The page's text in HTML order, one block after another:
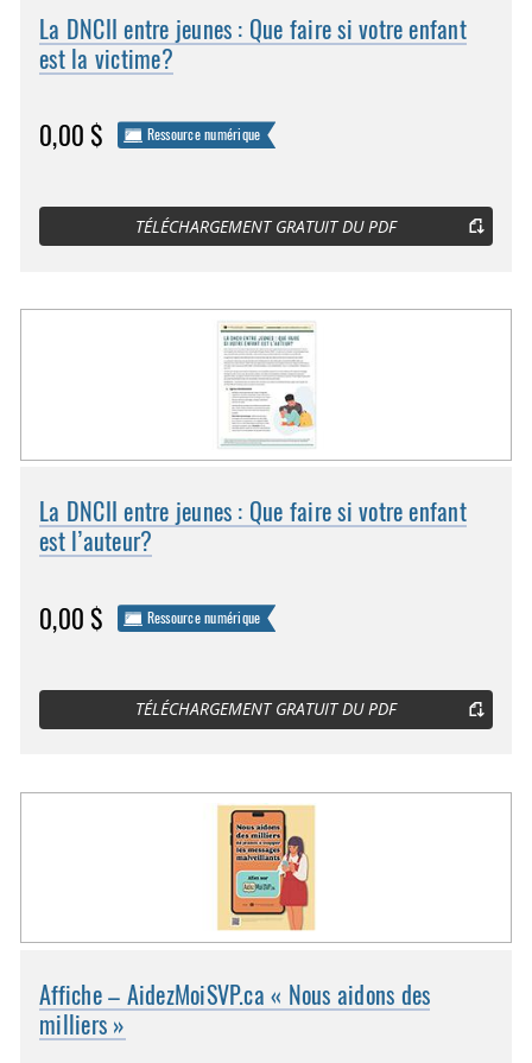
La DNCII entre jeunes : Que faire si votre enfant
est la victime?
0,00 $ Ressource numérique
TÉLÉCHARGEMENT GRATUIT DU PDF
La DNCII entre jeunes : Que faire si votre enfant
est l’auteur?
0,00 $ Ressource numérique
TÉLÉCHARGEMENT GRATUIT DU PDF
Affiche – AidezMoiSVP.ca « Nous aidons des
milliers »